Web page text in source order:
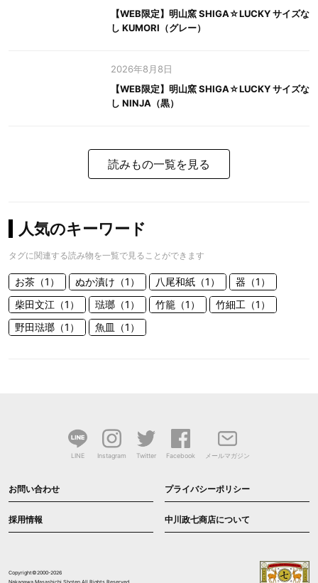
【WEB限定】明山窯 SHIGA☆LUCKY サイズな
し KUMORI（グレー）
2026年8月8日
【WEB限定】明山窯 SHIGA☆LUCKY サイズな
し NINJA（黒）
読みもの一覧を見る
人気のキーワード
タグに関連する読み物を一覧で見ることができます
お茶（1） ぬか漬け（1） 八尾和紙（1）
器（1）
柴田文江（1）
琺瑯（1） 竹籠（1）
竹細工（1）
野田琺瑯（1）
魚皿（1）
LINE Instagram Twitter Facebook メールマガジン
お問い合わせ プライバシーポリシー
採用情報 中川政七商店について
Copyright©2000-2026
Nakagawa Masashichi Shoten All Rights Reserved.